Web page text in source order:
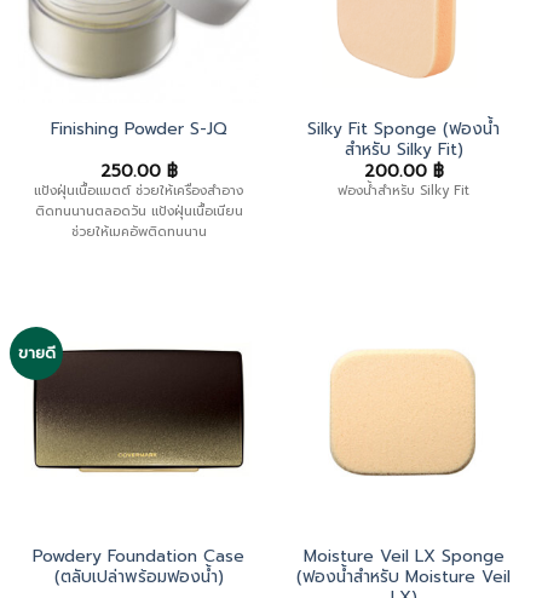
Finishing Powder S-JQ
250.00 ฿
แป้งฝุ่นเนื้อแมตต์ ช่วยให้เครื่องสำอาง
ติดทนนานตลอดวัน แป้งฝุ่นเนื้อเนียน
ช่วยให้เมคอัพติดทนนาน
Silky Fit Sponge (ฟองน้ำ
สำหรับ Silky Fit)
200.00 ฿
ฟองน้ำสำหรับ Silky Fit
ขายดี
Powdery Foundation Case
(ตลับเปล่าพร้อมฟองน้ำ)
Moisture Veil LX Sponge
(ฟองน้ำสำหรับ Moisture Veil